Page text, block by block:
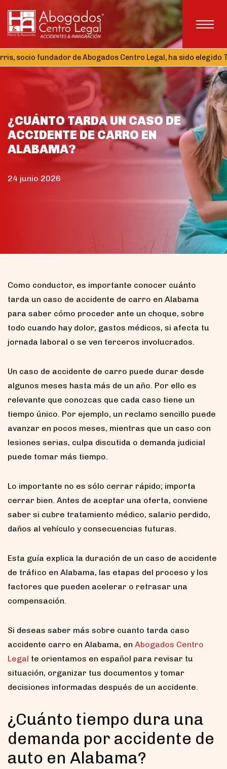
fundador de Abogados Centro Legal, ha sido elegido
¿CUÁNTO TARDA UN CASO DE
ACCIDENTE DE CARRO EN
ALABAMA?
24 junio 2026
Como conductor, es importante conocer cuánto
tarda un caso de accidente de carro en Alabama
para saber cómo proceder ante un choque, sobre
todo cuando hay dolor, gastos médicos, si afecta tu
jornada laboral o se ven terceros involucrados.
Un caso de accidente de carro puede durar desde
algunos meses hasta más de un año. Por ello es
relevante que conozcas que cada caso tiene un
tiempo único. Por ejemplo, un reclamo sencillo puede
avanzar en pocos meses, mientras que un caso con
lesiones serias, culpa discutida o demanda judicial
puede tomar más tiempo.
Lo importante no es sólo cerrar rápido; importa
cerrar bien. Antes de aceptar una oferta, conviene
saber si cubre tratamiento médico, salario perdido,
daños al vehículo y consecuencias futuras.
Esta guía explica la duración de un caso de accidente
de tráfico en Alabama, las etapas del proceso y los
factores que pueden acelerar o retrasar una
compensación.
Si deseas saber más sobre cuanto tarda caso
accidente carro en Alabama, en Abogados Centro
Legal te orientamos en español para revisar tu
situación, organizar tus documentos y tomar
decisiones informadas después de un accidente.
¿Cuánto tiempo dura una
demanda por accidente de
auto en Alabama?